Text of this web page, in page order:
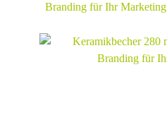
Branding für Ihr Marketing